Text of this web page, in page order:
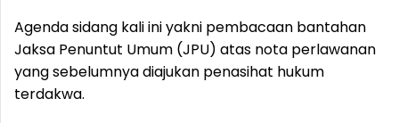
Agenda sidang kali ini yakni pembacaan bantahan
Jaksa Penuntut Umum (JPU) atas nota perlawanan
yang sebelumnya diajukan penasihat hukum
terdakwa.